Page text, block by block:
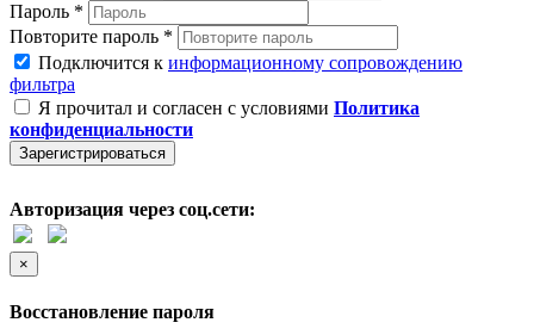
Пароль *
Повторите пароль *
Подключится к информационному сопровождению
фильтра
Я прочитал и согласен с условиями Политика
конфиденциальности
Зарегистрироваться
Авторизация через соц.сети:
×
Восстановление пароля